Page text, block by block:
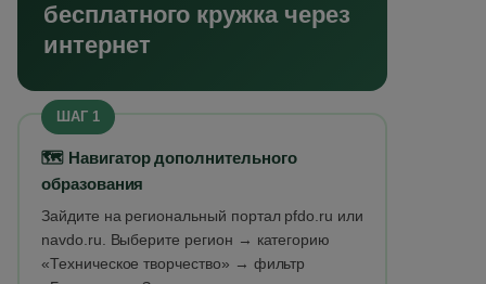
бесплатного кружка через
интернет
ШАГ 1
🗺️ Навигатор дополнительного
образования
Зайдите на региональный портал pfdo.ru или
navdo.ru. Выберите регион → категорию
«Техническое творчество» → фильтр